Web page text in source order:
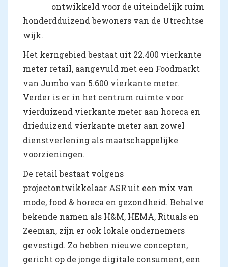
ontwikkeld voor de uiteindelijk ruim
honderdduizend bewoners van de Utrechtse
wijk.
Het kerngebied bestaat uit 22.400 vierkante
meter retail, aangevuld met een Foodmarkt
van Jumbo van 5.600 vierkante meter.
Verder is er in het centrum ruimte voor
vierduizend vierkante meter aan horeca en
drieduizend vierkante meter aan zowel
dienstverlening als maatschappelijke
voorzieningen.
De retail bestaat volgens
projectontwikkelaar ASR uit een mix van
mode, food & horeca en gezondheid. Behalve
bekende namen als H&M, HEMA, Rituals en
Zeeman, zijn er ook lokale ondernemers
gevestigd. Zo hebben nieuwe concepten,
gericht op de jonge digitale consument, een